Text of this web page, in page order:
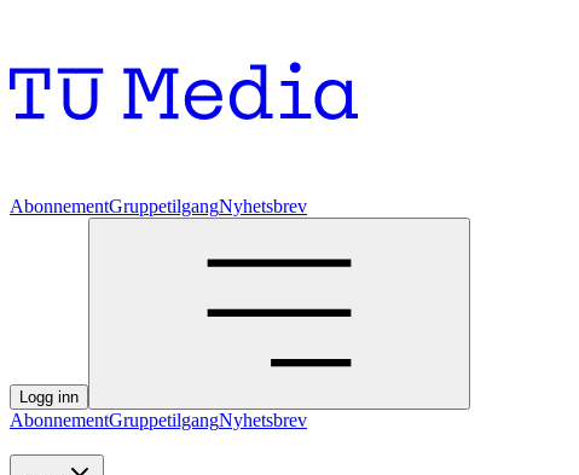
AbonnementGruppetilgangNyhetsbrev
Logg inn
AbonnementGruppetilgangNyhetsbrev